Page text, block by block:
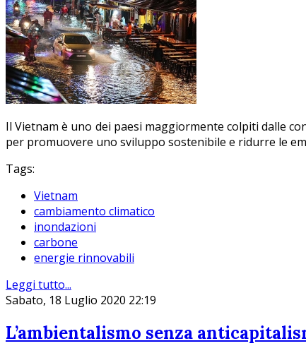
Il Vietnam è uno dei paesi maggiormente colpiti dalle
per promuovere uno sviluppo sostenibile e ridurre le
Tags:
Vietnam
cambiamento climatico
inondazioni
carbone
energie rinnovabili
Leggi tutto...
Sabato, 18 Luglio 2020 22:19
L’ambientalismo senza